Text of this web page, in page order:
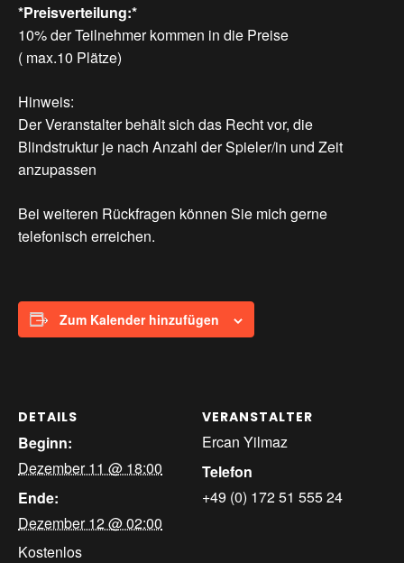
*Preisverteilung:*
10% der Teilnehmer kommen in die Preise
( max.10 Plätze)
Hinweis:
Der Veranstalter behält sich das Recht vor, die
Blindstruktur je nach Anzahl der Spieler/in und Zeit
anzupassen
Bei weiteren Rückfragen können Sie mich gerne
telefonisch erreichen.
Zum Kalender hinzufügen
DETAILS
Beginn:
Dezember 11 @ 18:00
Ende:
Dezember 12 @ 02:00
Kostenlos
VERANSTALTER
Ercan Yilmaz
Telefon
+49 (0) 172 51 555 24